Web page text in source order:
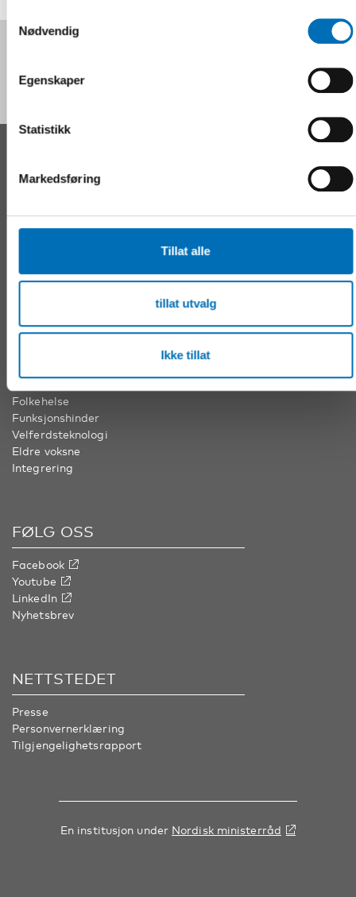
Nødvendig
Egenskaper
Statistikk
Markedsføring
Tillat alle
tillat utvalg
Ikke tillat
info@nordicwelfare.org
Nordens velferdssenter Finland
Tel:
info@nordicwelfare.org
VÅRE FAGOMRÅDER
Folkehelse
Funksjonshinder
Velferdsteknologi
Eldre voksne
Integrering
FØLG OSS
Facebook
Youtube
LinkedIn
Nyhetsbrev
NETTSTEDET
Presse
Personvernerklæring
Tilgjengelighetsrapport
En institusjon under Nordisk ministerråd